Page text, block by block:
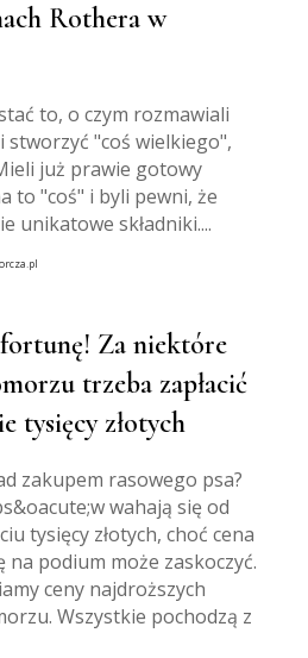
Rothera w
to, o czym rozmawiali
stworzyć "coś wielkiego",
już prawie gotowy
to "coś" i byli pewni, że
unikatowe składniki....
Za niektóre
trzeba zapłacić
tysięcy złotych
zakupem rasowego psa?
wahają się od
tysięcy złotych, choć cena
na podium może zaskoczyć.
ceny najdroższych
Wszystkie pochodzą z